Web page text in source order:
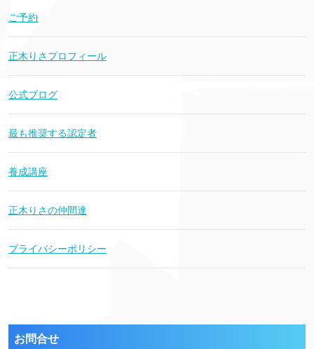
ご予約
正木りさプロフィール
公式ブログ
最も推奨する認定者
養成講座
正木りさの仲間達
プライバシーポリシー
お問合せ